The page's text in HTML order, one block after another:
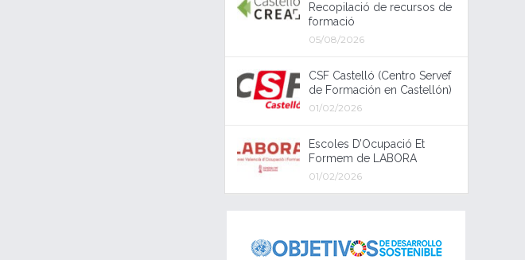
Recopilació de recursos de
formació
05/08/2026
CSF Castelló (Centro Servef
de Formación en Castellón)
01/02/2026
Escoles D’Ocupació Et
Formem de LABORA
01/02/2026